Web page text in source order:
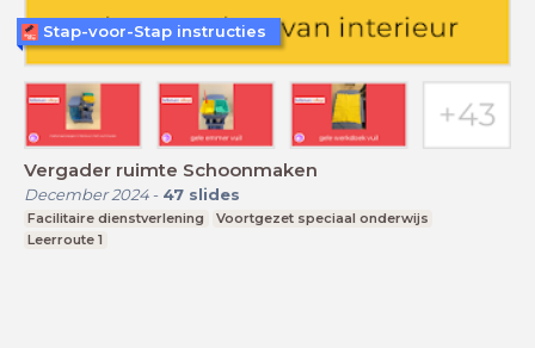
Vergader ruimte Schoonmaken
December 2024- 47 slides
Facilitaire dienstverlening
Voortgezet speciaal onderwijs
Leerroute 1
Stap-voor-Stap instructies